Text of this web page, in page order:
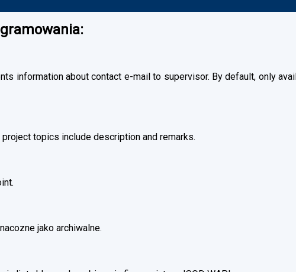
information about contact e-mail to supervisor. By default, only
topics include description and remarks.
jako archiwalne.